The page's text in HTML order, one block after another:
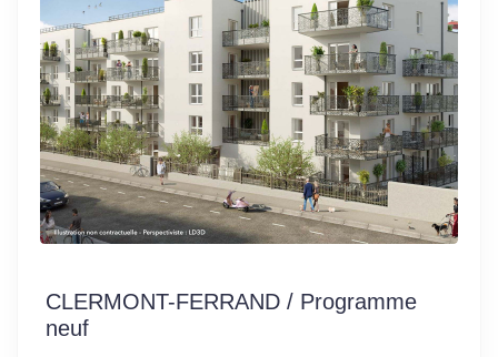
CLERMONT-FERRAND / Programme
neuf